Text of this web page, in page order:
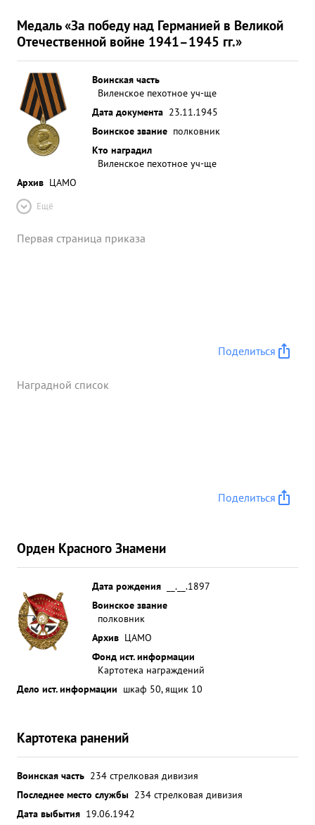
Медаль «За победу над Германией в Великой
Отечественной войне 1941–1945 гг.»
Воинская часть
Виленское пехотное уч-ще
Дата документа 23.11.1945
Воинское звание полковник
Кто наградил
Виленское пехотное уч-ще
Архив ЦАМО
Ещё
Первая страница приказа
Поделиться
Наградной список
Поделиться
Орден Красного Знамени
Дата рождения
__.__.1897
Воинское звание
полковник
Архив ЦАМО
Фонд ист. информации
Картотека награждений
Дело ист. информации шкаф 50, ящик 10
Картотека ранений
Воинская часть 234 стрелковая дивизия
Последнее место службы 234 стрелковая дивизия
Дата выбытия 19.06.1942